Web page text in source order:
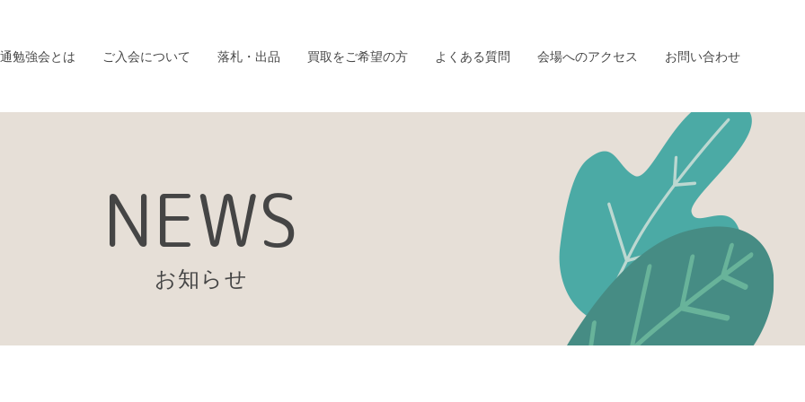
勉強会とは ご入会について 落札・出品 買取をご希望の方 よくある質問 会場へのアクセス お問い合わせ
NEWS
お知らせ